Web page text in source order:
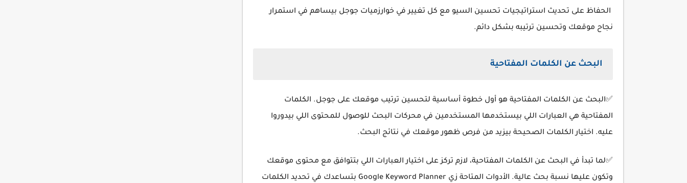
الحفاظ على تحديث استراتيجيات تحسين السيو مع كل تغيير في خوارزميات جوجل بيساهم في استمرار
نجاح موقعك وتحسين ترتيبه بشكل دائم.
البحث عن الكلمات المفتاحية
✅البحث عن الكلمات المفتاحية هو أول خطوة أساسية لتحسين ترتيب موقعك على جوجل. الكلمات
المفتاحية هي العبارات اللي بيستخدمها المستخدمين في محركات البحث للوصول للمحتوى اللي بيدوروا
عليه. اختيار الكلمات الصحيحة بيزيد من فرص ظهور موقعك في نتائج البحث.
✅لما تبدأ في البحث عن الكلمات المفتاحية، لازم تركز على اختيار العبارات اللي بتتوافق مع محتوى موقعك
وتكون عليها نسبة بحث عالية. الأدوات المتاحة زي Google Keyword Planner بتساعدك في تحديد الكلمات